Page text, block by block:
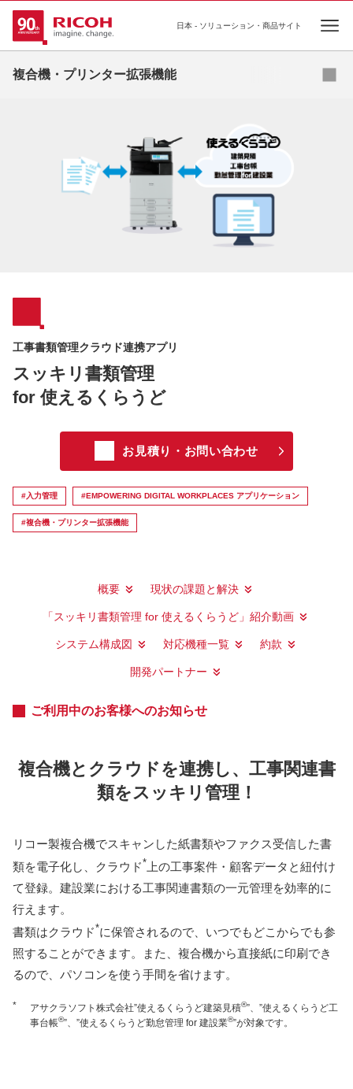
日本 - ソリューション・商品サイト
複合機・プリンター拡張機能
認証管理
管理サポート
工事書類管理クラウド連携アプリ
スッキリ書類管理
for 使えるくらうど
お見積り・お問い合わせ
#入力管理 #EMPOWERING DIGITAL WORKPLACES アプリケーション
#複合機・プリンター拡張機能
概要 現状の課題と解決
「スッキリ書類管理 for 使えるくらうど」紹介動画
システム構成図 対応機種一覧 約款
開発パートナー
ご利用中のお客様へのお知らせ
複合機とクラウドを連携し、工事関連書
類をスッキリ管理！
リコー製複合機でスキャンした紙書類やファクス受信した書
類を電子化し、クラウド* 上の工事案件・顧客データと紐付け
て登録。建設業における工事関連書類の一元管理を効率的に
行えます。
書類はクラウド*に保管されるので、いつでもどこからでも参
照することができます。また、複合機から直接紙に印刷でき
るので、パソコンを使う手間を省けます。
* アサクラソフト株式会社”使えるくらうど建築見積®”、”使えるくらうど工
事台帳®”、”使えるくらうど勤怠管理 for 建設業®”が対象です。